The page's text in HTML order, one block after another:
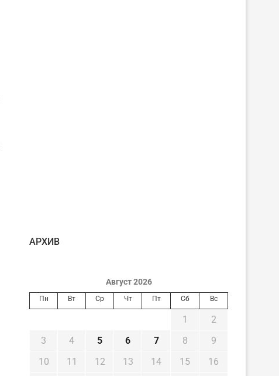
AРХИВ
Август 2026
Пн Вт Ср Чт Пт Сб Вс
1
2
3
4 5 6 7 8
9
10
11 12 13 14 15
16